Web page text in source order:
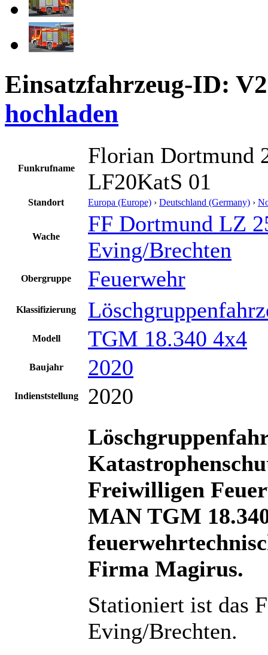
Einsatzfahrzeug-ID:
hochladen
Funkrufname
Florian Dortmund
LF20KatS 01
Standort Europa (Europe) › Deutschland (Germany) ›
Wache
FF Dortmund LZ
Eving/Brechten
Obergruppe Feuerwehr
Klassifizierung
Modell TGM 18.340 4x4
Baujahr 2020
Indienststellung
2020
Freiwilligen
MAN TGM
Firma Magirus.
Stationiert ist das
Eving/Brechten.